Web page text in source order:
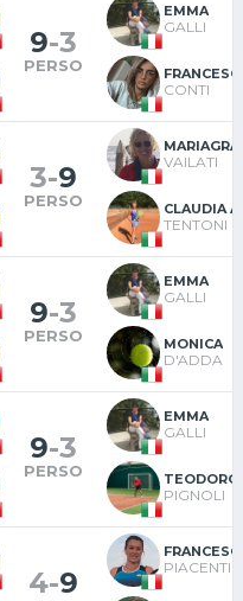
9-3
PERSO
EMMA
GALLI
CONTI
3-9
PERSO
VAILATI
CLAUDIA
TENTONI
9-3
PERSO
EMMA
GALLI
MONICA
D'ADDA
9-3
PERSO
EMMA
GALLI
TEODORO
PIGNOLI
4-9